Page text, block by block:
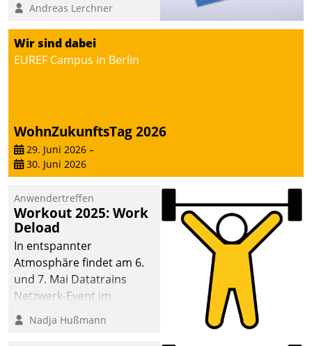
Kommunikationswege bei
den Empfängern ein.
Cockpit für mobile
Mitarbeiter von
Datatrain. Die meravis
Wohnungsbau- und
Cloud Platform
entschieden - als erstes
Unternehmen am
Andreas Lerchner
Wir sind dabei
EUREF Campus in Berlin
WohnZukunftsTag 2026
29. Juni 2026 –
30. Juni 2026
Anwendertreffen
Workout 2025: Work
Deload
In entspannter
Atmosphäre findet am 6.
und 7. Mai Datatrains
Netzwerk-Event im
Kunden- und Partnerkreis
statt. Zentrale Frage: Wie
Nadja Hußmann